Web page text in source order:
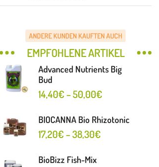
ANDERE KUNDEN KAUFTEN AUCH
EMPFOHLENE ARTIKEL
Advanced Nutrients Big
Bud
14,40€–50,00€
BIOCANNA Bio Rhizotonic
17,20€–38,30€
BioBizz Fish-Mix